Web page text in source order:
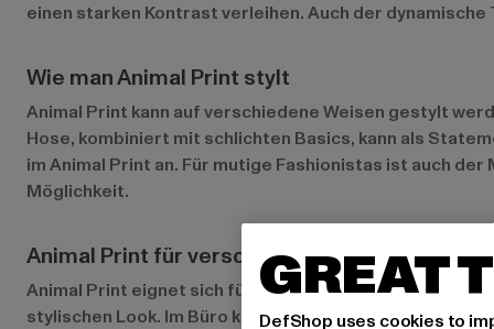
einen starken Kontrast verleihen. Auch der
Wie man Animal Print stylt
Animal Print kann auf verschiedene Weisen gestylt
Hose, kombiniert mit schlichten Basics, kann als
im Animal Print an. Für mutige Fashionistas ist auch
Möglichkeit.
Animal Print für verschiedene Anlässe
Animal Print eignet sich für zahlreiche Anlässe, von
stylischen Look. Im Büro kann ein dezent gemusterter
GREAT
DefShop uses cookies to